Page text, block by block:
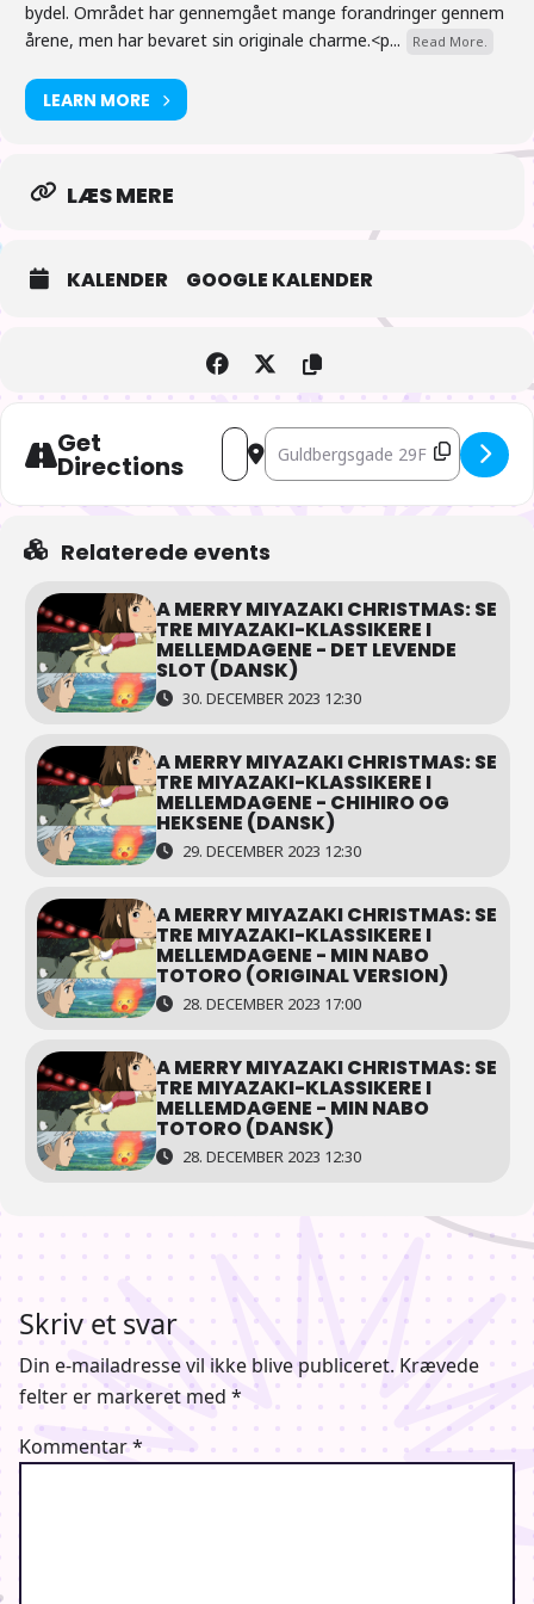
https://billet.empirebio.dk/billetter/2789/355777?org=141
bydel. Området har gennemgået mange forandringer gennem
årene, men har bevaret sin originale charme.<p...
Read More.
LEARN MORE
LÆS MERE
KALENDER GOOGLE KALENDER
Get
Directions
Address - A Merry Miyazaki Christmas:
Destination Address - A Merry
Relaterede events
A MERRY MIYAZAKI CHRISTMAS: SE
TRE MIYAZAKI-KLASSIKERE I
MELLEMDAGENE - DET LEVENDE
SLOT (DANSK)
30. DECEMBER 2023 12:30
A MERRY MIYAZAKI CHRISTMAS: SE
TRE MIYAZAKI-KLASSIKERE I
MELLEMDAGENE - CHIHIRO OG
HEKSENE (DANSK)
29. DECEMBER 2023 12:30
A MERRY MIYAZAKI CHRISTMAS: SE
TRE MIYAZAKI-KLASSIKERE I
MELLEMDAGENE - MIN NABO
TOTORO (ORIGINAL VERSION)
28. DECEMBER 2023 17:00
A MERRY MIYAZAKI CHRISTMAS: SE
TRE MIYAZAKI-KLASSIKERE I
MELLEMDAGENE - MIN NABO
TOTORO (DANSK)
28. DECEMBER 2023 12:30
Skriv et svar
Din e-mailadresse vil ikke blive publiceret. Krævede
felter er markeret med *
Kommentar*